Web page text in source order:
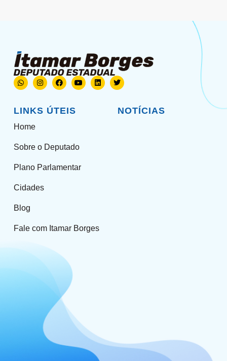
LINKS ÚTEIS
Home
Sobre o Deputado
Plano Parlamentar
Cidades
Blog
Fale com Itamar Borges
NOTÍCIAS